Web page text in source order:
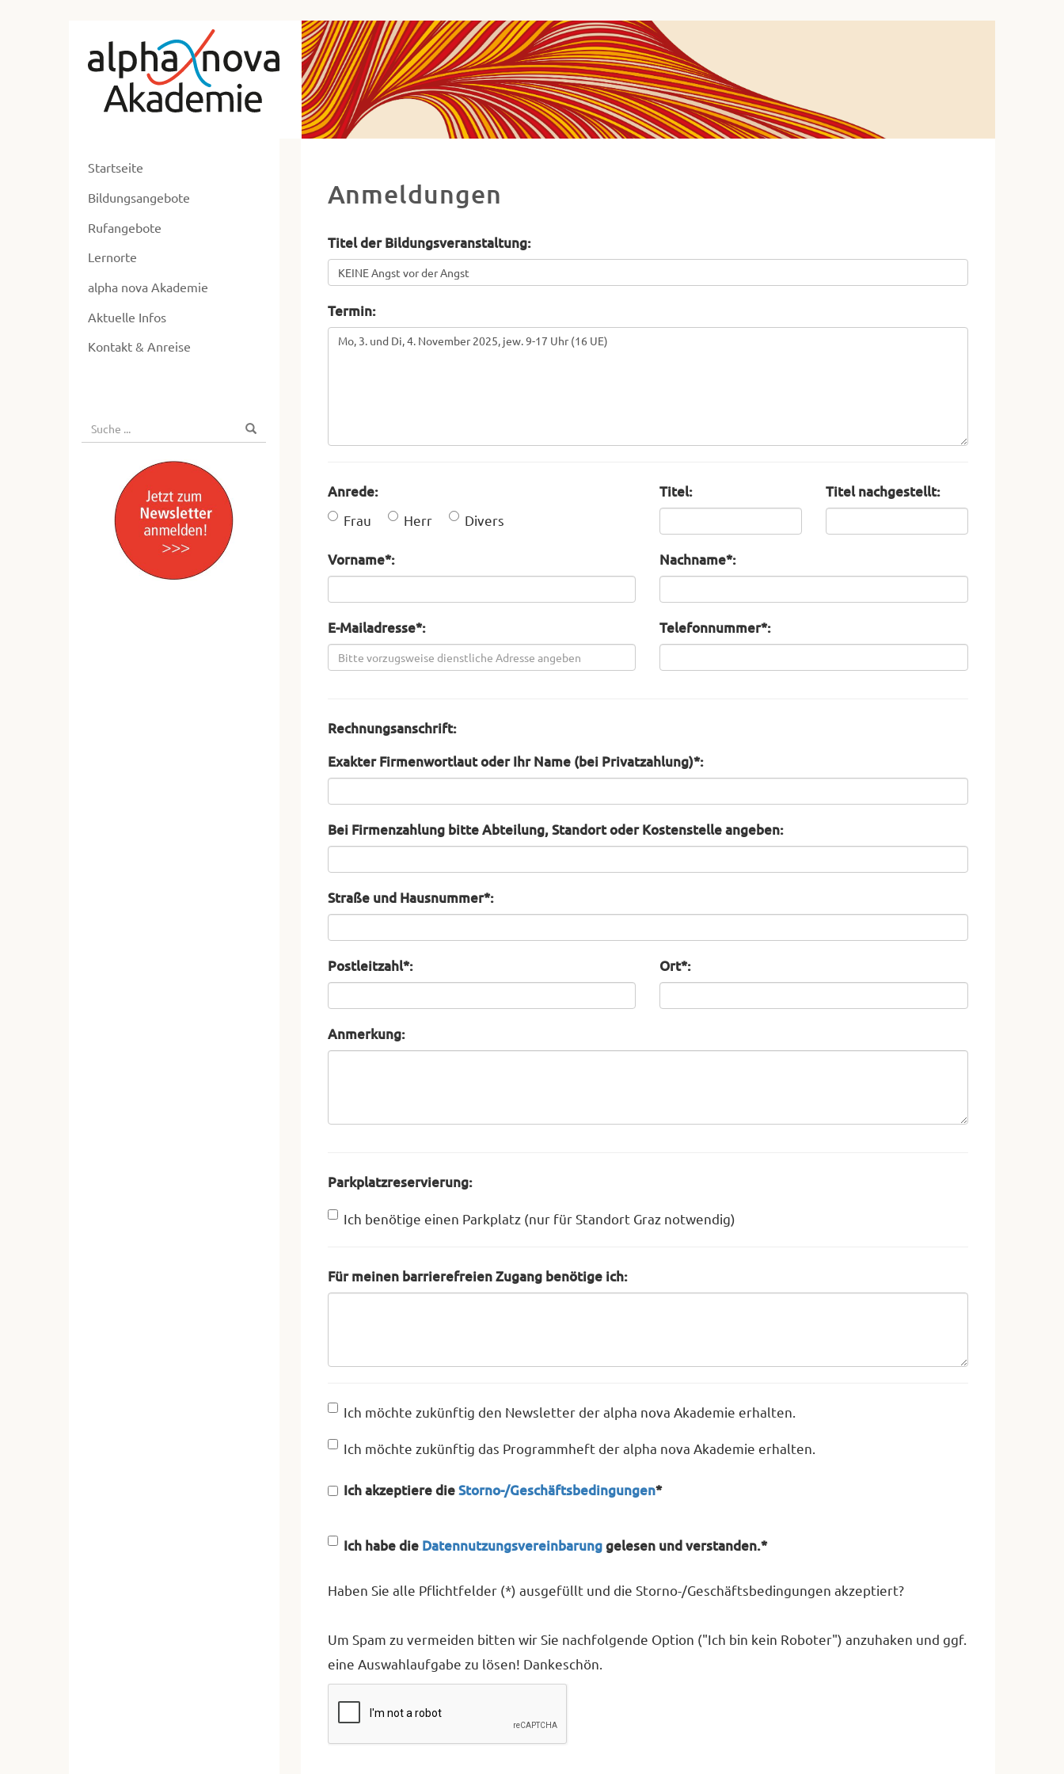
Alpha
Nova
Akademie
Neues
entdecken,
und
umsetzen.
Startseite
Bildungsangebote
Rufangebote
Lernorte
alpha nova Akademie
Aktuelle Infos
Kontakt & Anreise
Suche
nach:
Suchen
Anmeldungen
Titel der Bildungsveranstaltung:
Termin:
Anrede:
Frau Herr Divers
Titel: Titel nachgestellt:
Vorname*: Nachname*:
E-Mailadresse*: Telefonnummer*:
Rechnungsanschrift:
Exakter Firmenwortlaut oder Ihr Name (bei Privatzahlung)*:
Bei Firmenzahlung bitte Abteilung, Standort oder Kostenstelle angeben:
Straße und Hausnummer*:
Postleitzahl*: Ort*:
Anmerkung:
Parkplatzreservierung:
Ich benötige einen Parkplatz (nur für Standort Graz notwendig)
Für meinen barrierefreien Zugang benötige ich:
Ich möchte zukünftig den Newsletter der alpha nova Akademie erhalten.
Ich möchte zukünftig das Programmheft der alpha nova Akademie erhalten.
Ich akzeptiere dieStorno-/Geschäftsbedingungen*
Ich habe die Datennutzungsvereinbarunggelesen und verstanden.*
Haben Sie alle Pflichtfelder (*) ausgefüllt und die Storno-/Geschäftsbedingungen akzeptiert?
Um Spam zu vermeiden bitten wir Sie nachfolgende Option ("Ich bin kein Roboter") anzuhaken und ggf.
eine Auswahlaufgabe zu lösen! Dankeschön.